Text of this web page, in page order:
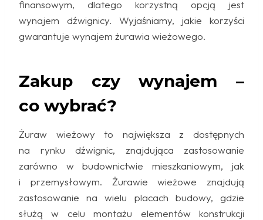
finansowym, dlatego korzystną opcją jest
wynajem dźwignicy. Wyjaśniamy, jakie korzyści
gwarantuje wynajem żurawia wieżowego.
Zakup czy wynajem –
co wybrać?
Żuraw wieżowy to największa z dostępnych
na rynku dźwignic, znajdująca zastosowanie
zarówno w budownictwie mieszkaniowym, jak
i przemysłowym. Żurawie wieżowe znajdują
zastosowanie na wielu placach budowy, gdzie
służą w celu montażu elementów konstrukcji